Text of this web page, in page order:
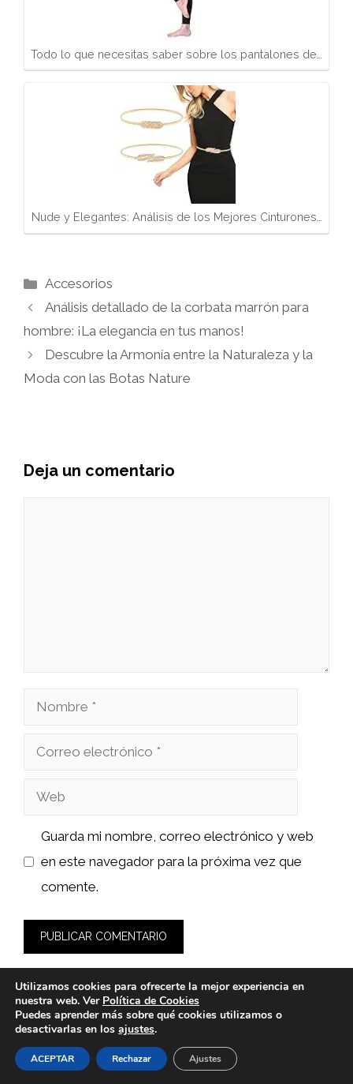
Todo lo que necesitas saber sobre los pantalones de…
Nude y Elegantes: Análisis de los Mejores Cinturones…
Categorías
Accesorios
Análisis detallado de la corbata marrón para
hombre: ¡La elegancia en tus manos!
Descubre la Armonía entre la Naturaleza y la
Moda con las Botas Nature
Deja un comentario
Nombre
Correo
Web
Guarda mi nombre, correo electrónico y web
en este navegador para la próxima vez que
comente.
© 2026 fashionlawinstitute.es -
Aviso Legal
Política de cookies
Utilizamos cookies para ofrecerte la mejor experiencia en
nuestra web. Ver Política de Cookies
Puedes aprender más sobre qué cookies utilizamos o
desactivarlas en los ajustes.
ACEPTAR Rechazar Ajustes